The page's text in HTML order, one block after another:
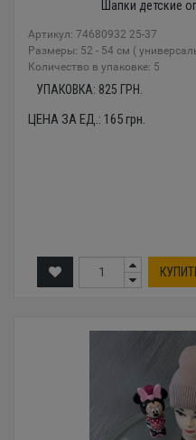
Шапки детские
Артикул: 74680932 25-37
Размеры: 52 - 54 см (
Количество в упаковке: 5
УПАКОВКА: 825 ГРН.
ЦЕНА ЗА ЕД.: 165грн.